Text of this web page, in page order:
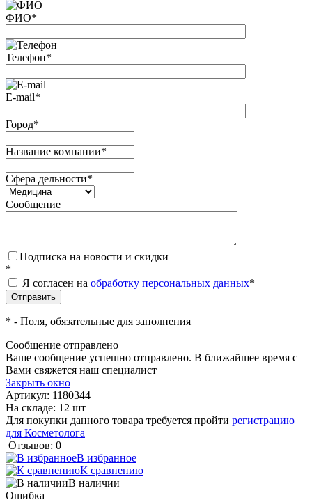
ФИО*
Телефон*
E-mail*
Город*
Название компании*
Сфера дельности*
Сообщение
Подписка на новости и скидки
*
Я согласен на обработку персональных данных*
* - Поля, обязательные для заполнения
Сообщение отправлено
Ваше сообщение успешно отправлено. В ближайшее время с
Вами свяжется наш специалист
Закрыть окно
Артикул: 1180344
На складе: 12 шт
Для покупки данного товара требуется пройти регистрацию
для Косметолога
Отзывов: 0
В избранное
К сравнению
В наличии
Ошибка